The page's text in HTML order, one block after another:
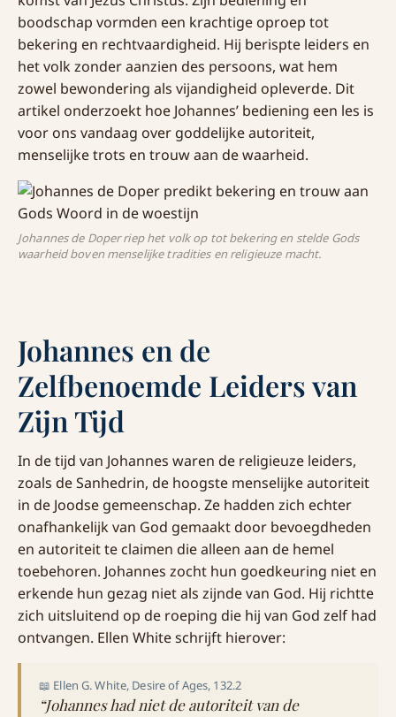
boodschap vormden een krachtige oproep tot
bekering en rechtvaardigheid. Hij berispte leiders en
het volk zonder aanzien des persoons, wat hem
zowel bewondering als vijandigheid opleverde. Dit
artikel onderzoekt hoe Johannes’ bediening een les is
voor ons vandaag over goddelijke autoriteit,
menselijke trots en trouw aan de waarheid.
Johannes de Doper riep het volk op tot bekering en stelde Gods
waarheid boven menselijke tradities en religieuze macht.
Johannes en de
Zelfbenoemde Leiders van
Zijn Tijd
In de tijd van Johannes waren de religieuze leiders,
zoals de Sanhedrin, de hoogste menselijke autoriteit
in de Joodse gemeenschap. Ze hadden zich echter
onafhankelijk van God gemaakt door bevoegdheden
en autoriteit te claimen die alleen aan de hemel
toebehoren. Johannes zocht hun goedkeuring niet en
erkende hun gezag niet als zijnde van God. Hij richtte
zich uitsluitend op de roeping die hij van God zelf had
ontvangen. Ellen White schrijft hierover:
📖 Ellen G. White, Desire of Ages, 132.2
“Johannes had niet de autoriteit van de